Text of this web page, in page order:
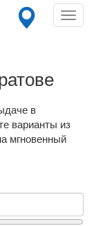
в
варианты из
мгновенный